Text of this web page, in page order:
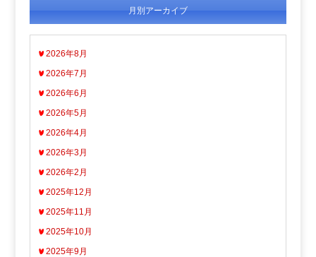
月別アーカイブ
2026年8月
2026年7月
2026年6月
2026年5月
2026年4月
2026年3月
2026年2月
2025年12月
2025年11月
2025年10月
2025年9月